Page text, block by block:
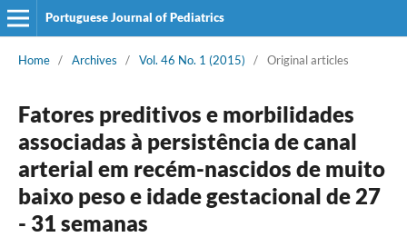
Portuguese Journal of Pediatrics
Home / Archives / Vol. 46 No. 1 (2015) / Original articles
Fatores preditivos e morbilidades
associadas à persistência de canal
arterial em recém-nascidos de muito
baixo peso e idade gestacional de 27
- 31 semanas